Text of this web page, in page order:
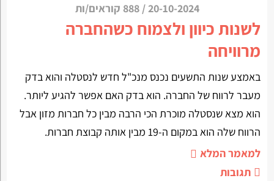
20-10-2024
/888 קוראים/ות
לשנות כיוון ולצמוח כשהחברה
מרוויחה
באמצע שנות התשעים נכנס מנכ"ל חדש לנסטלה והוא בדק
מעבר לרווח של החברה. הוא בדק האם אפשר להגיע ליותר.
הוא מצא שנסטלה מוכרת הכי הרבה מבין כל חברות מזון אבל
הרווח שלה הוא במקום ה-19 מבין אותה קבוצת חברות.
למאמר המלא
תגובות